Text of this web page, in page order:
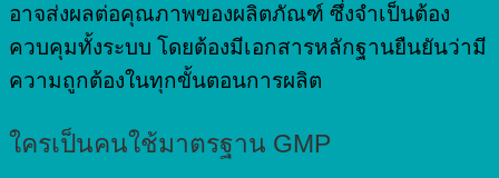
อาจส่งผลต่อคุณภาพของผลิตภัณฑ์ ซึ่งจำเป็นต้อง
ควบคุมทั้งระบบ โดยต้องมีเอกสารหลักฐานยืนยันว่ามี
ความถูกต้องในทุกขั้นตอนการผลิต
ใครเป็นคนใช้มาตรฐาน GMP